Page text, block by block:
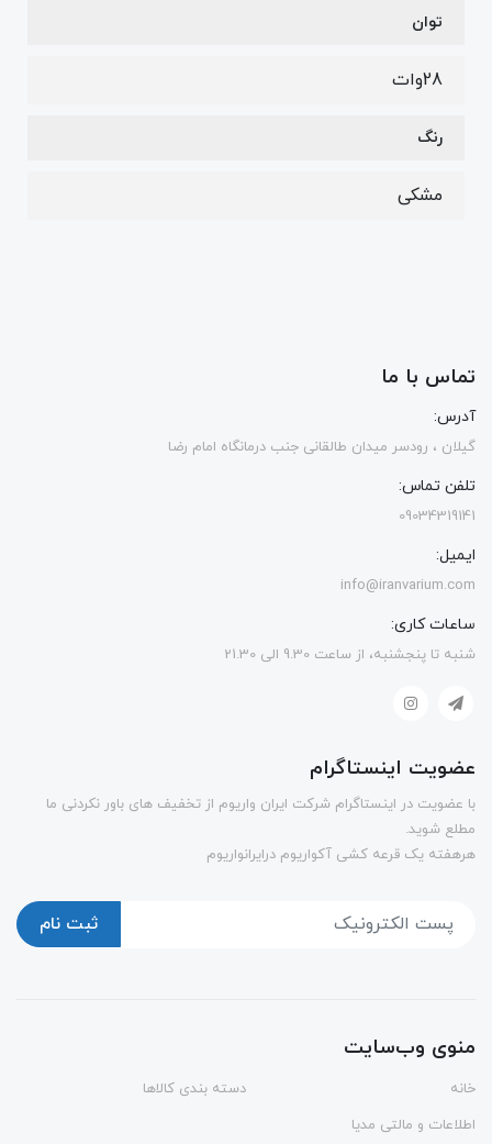
توان
28وات
رنگ
مشکی
تماس با ما
آدرس:
گیلان ، رودسر میدان طالقانی جنب درمانگاه امام رضا
تلفن تماس:
09034319141
ایمیل:
info@iranvarium.com
ساعات کاری:
شنبه تا پنجشنبه، از ساعت 9.30 الی 21.30
عضویت اینستاگرام
با عضویت در اینستاگرام شرکت ایران واریوم از تخفیف های باور نکردنی ما
مطلع شوید.
هرهفته یک قرعه کشی آکواریوم درایرانواریوم
ثبت نام
منوی وب‌سایت
خانه
دسته بندی کالاها
اطلاعات و مالتی مدیا